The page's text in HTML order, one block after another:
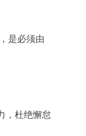
是必须由
，杜绝懈怠